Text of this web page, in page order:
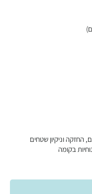
צ'לרים, החזקה וניקיון שטחים
בקומה